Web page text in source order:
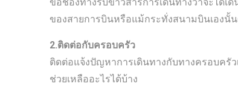
ขอช่องทางรับข่าวสารการเดินทางว่าจะได้เ
ของสายการบินหรือแม้กระทั่งสนามบินเอง
2.ติดต่อกับครอบครัว
ติดต่อแจ้งปัญหาการเดินทางกับทางครอบครั
ช่วยเหลืออะไรได้บ้าง